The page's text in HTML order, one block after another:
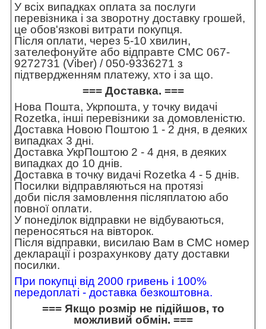
У всіх випадках оплата за послуги
перевізника і за зворотну доставку грошей,
це обов'язкові витрати покупця.
Після оплати, через 5-10 хвилин,
зателефонуйте або відправте СМС 067-
9272731 (Viber) / 050-9336271 з
підтвердженням платежу, хто і за що.
=== Доставка. ===
Нова Пошта, Укрпошта, у точку видачі
Rozetka, інші перевізники за домовленістю.
Доставка Новою Поштою 1 - 2 дня, в деяких
випадках 3 дні.
Доставка УкрПоштою 2 - 4 дня, в деяких
випадках до 10 днів.
Доставка в точку видачі Rozetka 4 - 5 днів.
Посилки відправляються на протязі
доби після замовлення післяплатою або
повної оплати.
У понеділок відправки не відбуваються,
переносяться на вівторок.
Після відправки, висилаю Вам в СМС номер
декларації і розрахункову дату доставки
посилки.
При покупці від 2000 гривень і 100%
передоплаті - доставка безкоштовна.
=== Якщо розмір не підійшов, то
можливий обмін. ===